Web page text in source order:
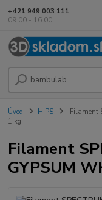
+421 949 003 111
09:00 - 16:00
Úvod HIPS
Filament
1 kg
Filament
GYPSUM